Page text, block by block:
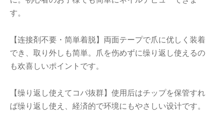
す。
【连接剤不要・简単着脱】両面テープで爪に优しく装着
でき、取り外しも简単。爪を伤めずに缲り返し使えるの
も欢喜しいポイントです。
【缲り返し使えてコパ抜群】使用后はチップを保管すれ
ば缲り返し使え、経済的で环境にもやさしい设计です。